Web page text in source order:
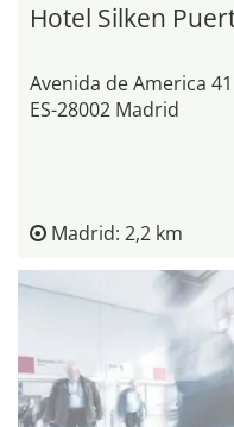
Hotel Silken
Avenida de America 41
ES-28002 Madrid
Madrid: 2,2 km